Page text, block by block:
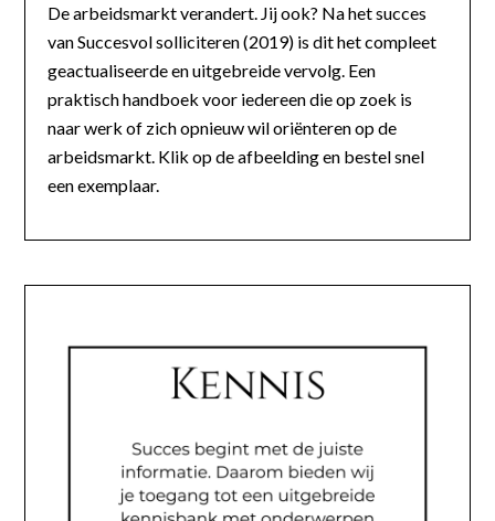
De arbeidsmarkt verandert. Jij ook? Na het succes
van Succesvol solliciteren (2019) is dit het compleet
geactualiseerde en uitgebreide vervolg. Een
praktisch handboek voor iedereen die op zoek is
naar werk of zich opnieuw wil oriënteren op de
arbeidsmarkt. Klik op de afbeelding en bestel snel
een exemplaar.